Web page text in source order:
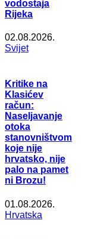
vodostaja
Rijeka
02.08.2026.
Svijet
Kritike na
Klasićev
račun:
Naseljavanje
otoka
stanovništvom
koje nije
hrvatsko, nije
palo na pamet
ni Brozu!
01.08.2026.
Hrvatska